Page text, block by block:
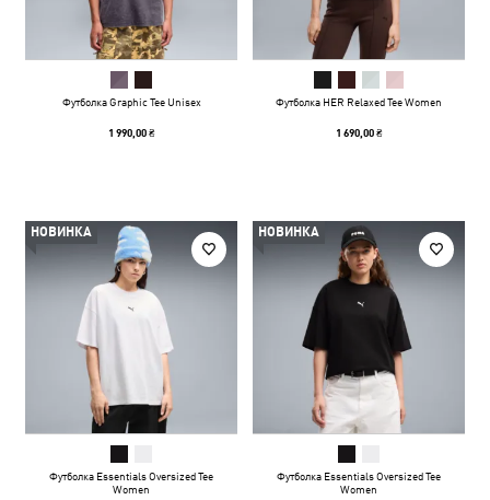
Футболка Graphic Tee Unisex
1 990,00 ₴
Футболка HER Relaxed Tee Women
1 690,00 ₴
НОВИНКА
Футболка Essentials Oversized Tee
Women
НОВИНКА
Футболка Essentials Oversized Tee
Women